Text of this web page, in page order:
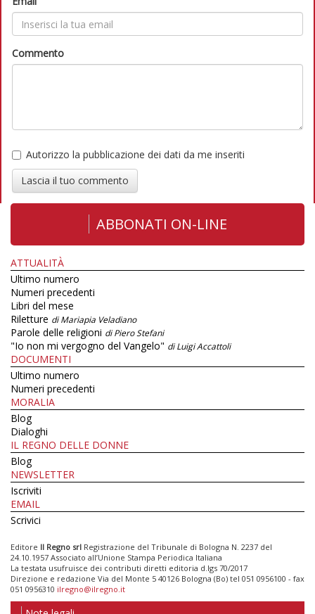
Commento
Autorizzo la pubblicazione dei dati da me inseriti
Lascia il tuo commento
ABBONATI ON-LINE
ATTUALITÀ
Ultimo numero
Numeri precedenti
Libri del mese
Riletture di Mariapia Veladiano
Parole delle religioni di Piero Stefani
"Io non mi vergogno del Vangelo" di Luigi Accattoli
DOCUMENTI
Ultimo numero
Numeri precedenti
MORALIA
Blog
Dialoghi
IL REGNO DELLE DONNE
Blog
NEWSLETTER
Iscriviti
EMAIL
Scrivici
Editore Il Regno srl Registrazione del Tribunale di Bologna N. 2237 del
24.10.1957 Associato all’Unione Stampa Periodica Italiana
La testata usufruisce dei contributi diretti editoria d.lgs 70/2017
Direzione e redazione Via del Monte 5 40126 Bologna (Bo) tel 051 0956100 - fax
051 0956310 ilregno@ilregno.it